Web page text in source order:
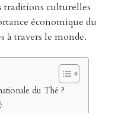
traditions culturelles
économique du
à travers le monde.
du Thé ?